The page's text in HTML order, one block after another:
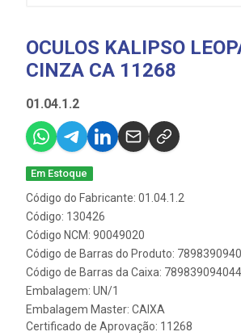
OCULOS KALIPSO
CINZA CA 11268
01.04.1.2
Em Estoque
Código do Fabricante: 01.04.1.2
Código: 130426
Código NCM: 90049020
Código de Barras do Produto:
Código de Barras da Caixa:
Embalagem: UN/1
Embalagem Master: CAIXA
Certificado de Aprovação: 11268